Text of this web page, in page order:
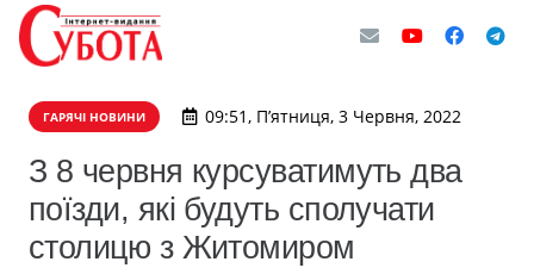
ГАРЯЧІ НОВИНИ 09:51, П’ятниця, 3 Червня, 2022
З 8 червня курсуватимуть два
поїзди, які будуть сполучати
столицю з Житомиром